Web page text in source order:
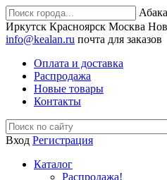
Иркутск Красноярск Москва
info@kealan.ru почта для заказов
Оплата и доставка
Распродажа
Новые товары
Контакты
Вход Регистрация
Каталог
Распродажа!